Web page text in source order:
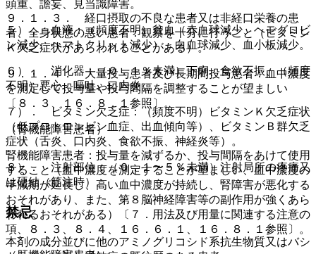
９．１．３． 経口摂取の不良な患者又は非経口栄養の患
者、全身状態の悪い患者：観察を十分に行うこと（ビタミン
Ｋ欠乏症状があらわれることがある）。
９．１．４． 大量投与患者及び長期間投与患者：血中濃度
を測定して投与量や投与間隔を調整することが望ましい
〔８．３、１６．８．１参照〕。
（腎機能障害患者）
腎機能障害患者：投与量を減ずるか、投与間隔をあけて使用
すること（血中濃度を測定することが望ましい、血中濃度の
半減期が延長し、高い血中濃度が持続し、腎障害が悪化する
おそれがあり、また、第８脳神経障害等の副作用が強くあら
われるおそれがある）〔７．用法及び用量に関連する注意の
項、８．３、８．４、１６．６．１、１６．８．１参照〕。
頭重、譫妄、見当識障害。
５）． 血液：（頻度不明）貧血（赤血球減少、ヘモグロビ
ン減少、ヘマトクリット減少）、白血球減少、血小板減少。
６）． 消化器：（０．１％未満）下痢、食欲不振、（頻度
不明）悪心、嘔吐、口内炎。
７）． ビタミン欠乏症：（頻度不明）ビタミンＫ欠乏症状
（低プロトロンビン血症、出血傾向等）、ビタミンＢ群欠乏
症状（舌炎、口内炎、食欲不振、神経炎等）。
８）． 注射部位：（０．１〜５％未満）注射局所の疼痛又
は硬結（筋注時）。
禁忌
本剤の成分並びに他のアミノグリコシド系抗生物質又はバシ